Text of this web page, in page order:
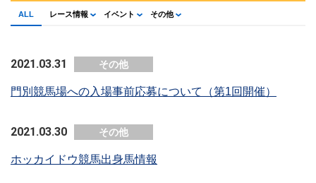
ALL レース情報 イベント その他
2021.03.31 その他
門別競馬場への入場事前応募について（第1回開催）
2021.03.30 その他
ホッカイドウ競馬出身馬情報